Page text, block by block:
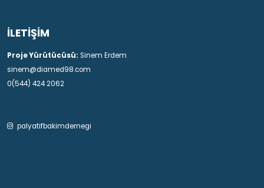
İLETİŞİM
Proje Yürütücüsü: Sinem Erdem
sinem@diamed98.com
0(544) 424 2062
palyatifbakimdernegi